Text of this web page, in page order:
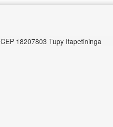
CEP 18207803 Tupy Itapetininga